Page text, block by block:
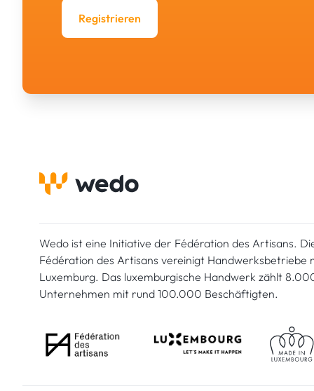
Registrieren
Wedo ist eine Initiative der Fédération des Artisans.
Fédération des Artisans vereinigt Handwerksbetriebe
Luxemburg. Das luxemburgische Handwerk zählt
Unternehmen mit rund 100.000 Beschäftigten.